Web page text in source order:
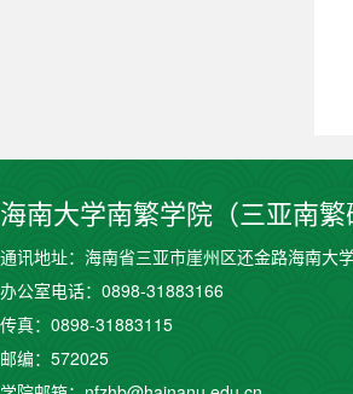
海南大学南繁学院（三亚南繁
通讯地址：海南省三亚市崖州区还金路海南大
办公室电话：0898-31883166
传真：0898-31883115
邮编：572025